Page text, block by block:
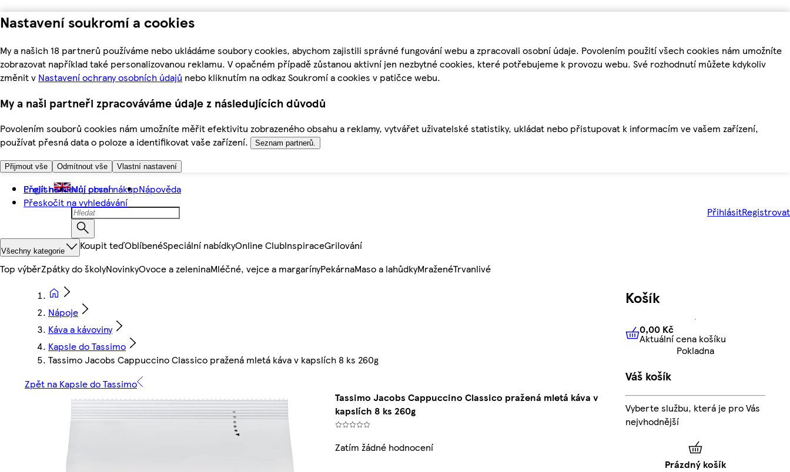
Nastavení soukromí a cookies
My a našich 18 partnerů používáme nebo ukládáme soubory cookies, abychom zajistili správné fungování webu a zpracovali osobní údaje. Povolením použití všech cookies nám umožníte
zobrazovat například také personalizovanou reklamu. V opačném případě zůstanou aktivní jen nezbytné cookies, které potřebujeme k provozu webu. Své rozhodnutí můžete kdykoliv
změnit v Nastavení ochrany osobních údajů nebo kliknutím na odkaz Soukromí a cookies v patičce webu.
My a naši partneři zpracováváme údaje z následujících důvodů
Povolením souborů cookies nám umožníte měřit efektivitu zobrazeného obsahu a reklamy, vytvářet uživatelské statistiky, ukládat nebo přistupovat k informacím ve vašem zařízení,
používat přesná data o poloze a identifikovat vaše zařízení.
Seznam partnerů.
Přijmout vše Odmítnout vše Vlastní nastavení
Přejít na hlavní obsah
Přeskočit na vyhledávání
English Můj první nákupNápověda
PřihlásitRegistrovat
Všechny kategorie Koupit teďOblíbenéSpeciální nabídkyOnline ClubInspiraceGrilování
Top výběrZpátky do školyNovinkyOvoce a zeleninaMléčné, vejce a margarínyPekárnaMaso a lahůdkyMraženéTrvanlivé
Nápoje
Káva a kávoviny
Kapsle do Tassimo
Tassimo Jacobs Cappuccino Classico pražená mletá káva v kapslích 8 ks 260g
Zpět na Kapsle do Tassimo
Tassimo Jacobs Cappuccino Classico pražená mletá káva v
kapslích 8 ks 260g
Zatím žádné hodnocení
Košík
0,00 KčAktuální cena košíku
0,00 Kč
Aktuální cena košíku
Pokladna
Váš košík
Vyberte službu, která je pro Vás
nejvhodnější
Prázdný košík